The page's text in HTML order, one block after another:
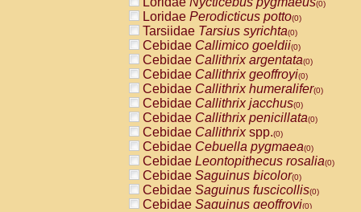
(0)
Loridae Perodicticus potto(0)
Tarsiidae Tarsius syrichta(0)
Cebidae Callimico goeldii(0)
Cebidae Callithrix argentata(0)
Cebidae Callithrix geoffroyi(0)
Cebidae Callithrix humeralifer(0)
Cebidae Callithrix jacchus(0)
Cebidae Callithrix penicillata(0)
Cebidae Callithrixspp.(0)
Cebidae Cebuella pygmaea(0)
Cebidae Leontopithecus rosalia(0)
Cebidae Saguinus bicolor(0)
Cebidae Saguinus fuscicollis(0)
Cebidae Saguinus geoffroyi(0)